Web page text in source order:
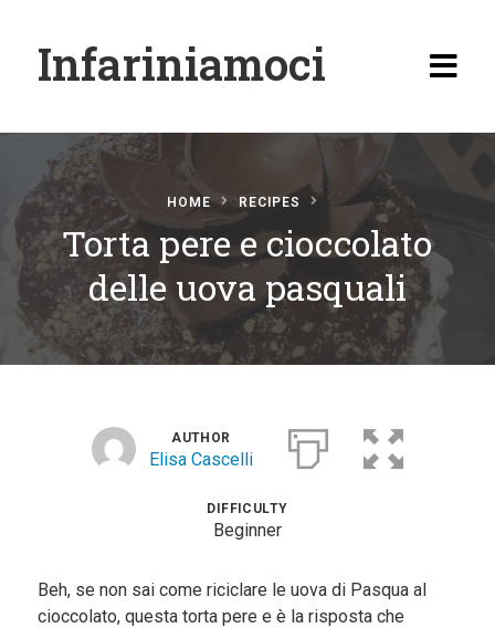
Infariniamoci
Home
Ricette
Antipasti
Dolci
HOME RECIPES
Torta pere e cioccolato
delle uova pasquali
AUTHOR
Elisa Cascelli
DIFFICULTY
Beginner
Beh, se non sai come riciclare le uova di Pasqua al
cioccolato, questa torta pere e è la risposta che